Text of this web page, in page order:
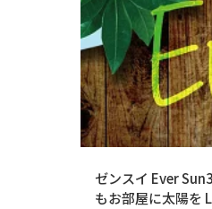
ゼンスイ Ever
もお部屋に太陽を